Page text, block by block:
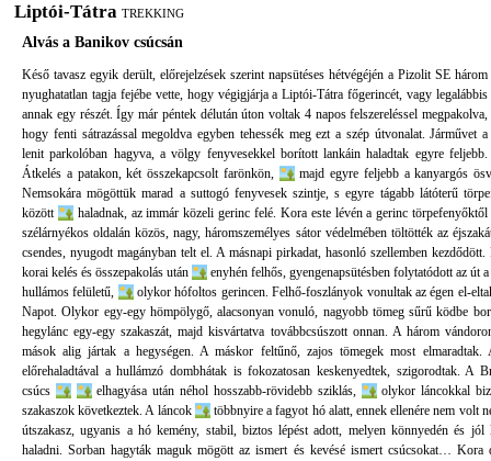
Liptói-Tátra TREKKING
Alvás a Banikov csúcsán
Késő tavasz egyik derült, előrejelzések szerint napsütéses hétvégéjén a Pizolit SE három
nyughatatlan tagja fejébe vette, hogy végigjárja a Liptói-Tátra főgerincét, vagy legalábbis
annak egy részét. Így már péntek délután úton voltak 4 napos felszereléssel megpakolva,
hogy fenti sátrazással megoldva egyben tehessék meg ezt a szép útvonalat. Járművet a
lenit parkolóban hagyva, a völgy fenyvesekkel borított lankáin haladtak egyre feljebb.
Átkelés a patakon, két összekapcsolt farönkön,
majd egyre feljebb a kanyargós
Nemsokára mögöttük marad a suttogó fenyvesek szintje, s egyre tágabb látóterű
között
haladnak, az immár közeli gerinc felé. Kora este lévén a gerinc törpefenyőktől
szélárnyékos oldalán közös, nagy, háromszemélyes sátor védelmében töltötték az
csendes, nyugodt magányban telt el. A másnapi pirkadat, hasonló szellemben kezdődött.
korai kelés és összepakolás után
enyhén felhős, gyengenapsütésben folytatódott az út a
hullámos felületű,
olykor hófoltos gerincen. Felhő-foszlányok vonultak az égen el-
Napot. Olykor egy-egy hömpölygő, alacsonyan vonuló, nagyobb tömeg sűrű ködbe
hegylánc egy-egy szakaszát, majd kisvártatva továbbcsúszott onnan. A három
mások alig jártak a hegységen. A máskor feltűnő, zajos tömegek most elmaradtak.
előrehaladtával a hullámzó dombhátak is fokozatosan keskenyedtek, szigorodtak. A
csúcs
elhagyása után néhol hosszabb-rövidebb sziklás,
olykor láncokkal
szakaszok következtek. A láncok
többnyire a fagyot hó alatt, ennek ellenére nem volt
útszakasz, ugyanis a hó kemény, stabil, biztos lépést adott, melyen könnyedén és jól
haladni. Sorban hagyták maguk mögött az ismert és kevésé ismert csúcsokat… Kora